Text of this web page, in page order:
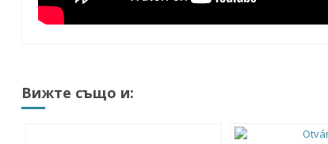
Вижте също и: